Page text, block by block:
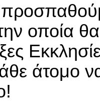
οποία θα
κάθε